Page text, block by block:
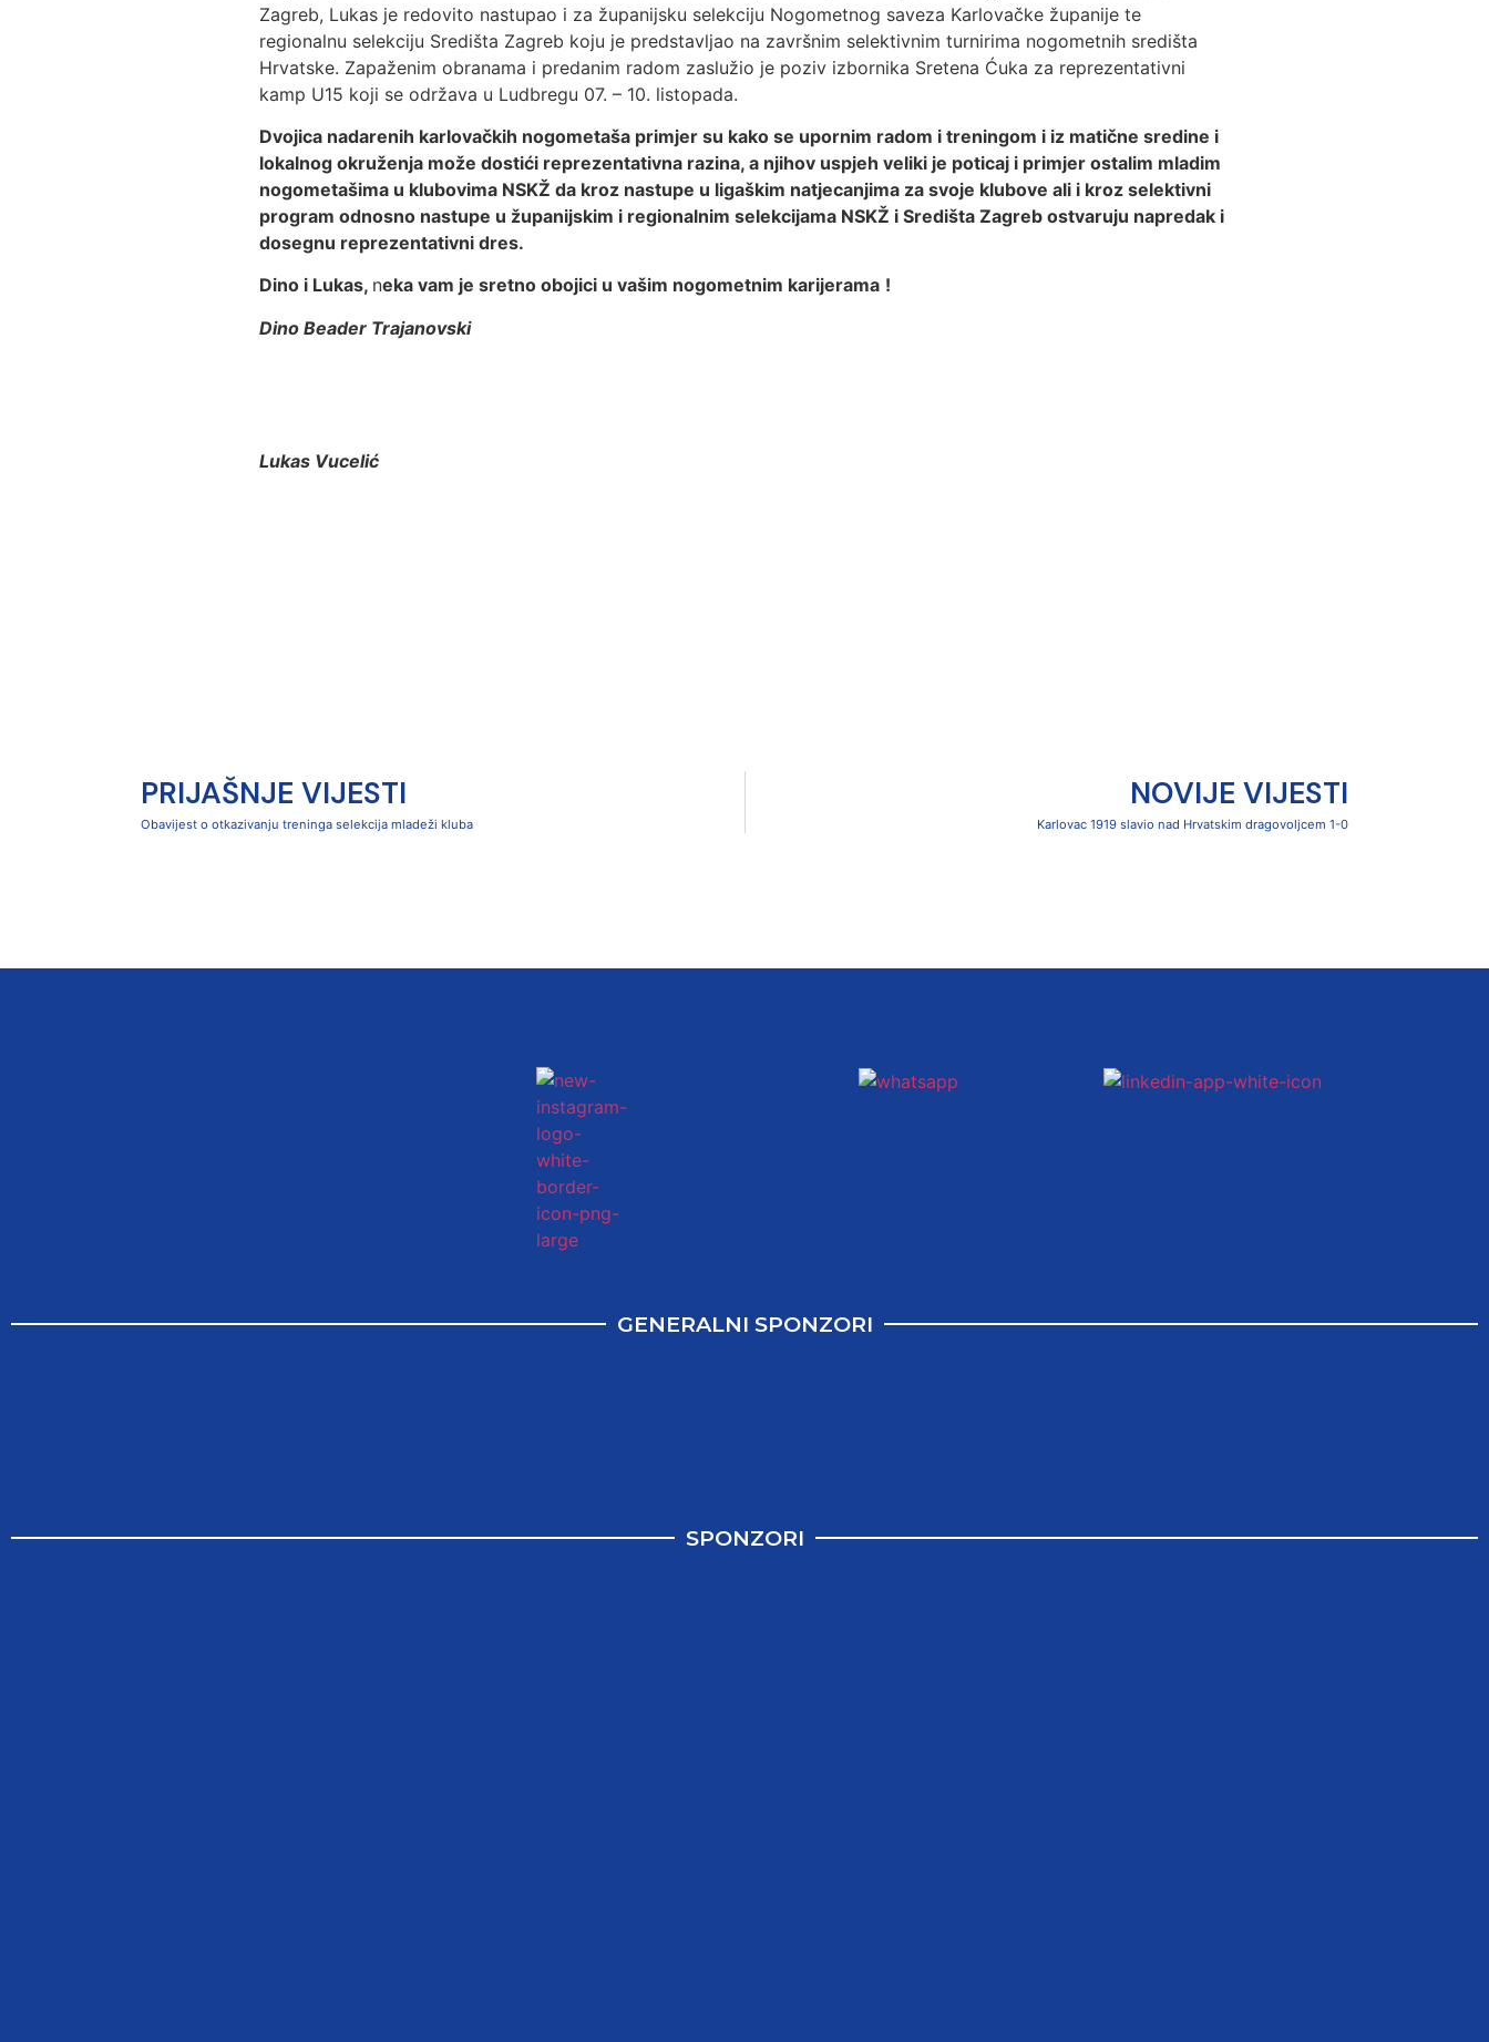
Zagreb, Lukas je redovito nastupao i za županijsku selekciju Nogometnog saveza Karlovačke županije te
regionalnu selekciju Središta Zagreb koju je predstavljao na završnim selektivnim turnirima nogometnih središta
Hrvatske. Zapaženim obranama i predanim radom zaslužio je poziv izbornika Sretena Ćuka za reprezentativni
kamp U15 koji se održava u Ludbregu 07. – 10. listopada.
Dvojica nadarenih karlovačkih nogometaša primjer su kako se upornim radom i treningom i iz matične sredine i
lokalnog okruženja može dostići reprezentativna razina, a njihov uspjeh veliki je poticaj i primjer ostalim mladim
nogometašima u klubovima NSKŽ da kroz nastupe u ligaškim natjecanjima za svoje klubove ali i kroz selektivni
program odnosno nastupe u županijskim i regionalnim selekcijama NSKŽ i Središta Zagreb ostvaruju napredak i
dosegnu reprezentativni dres.
Dino i Lukas, neka vam je sretno obojici u vašim nogometnim karijerama !
Dino Beader Trajanovski
Lukas Vucelić
PRIJAŠNJE VIJESTI
Obavijest o otkazivanju treninga selekcija mladeži kluba
NOVIJE VIJESTI
Karlovac 1919 slavio nad Hrvatskim dragovoljcem 1-0
GENERALNI SPONZORI
SPONZORI